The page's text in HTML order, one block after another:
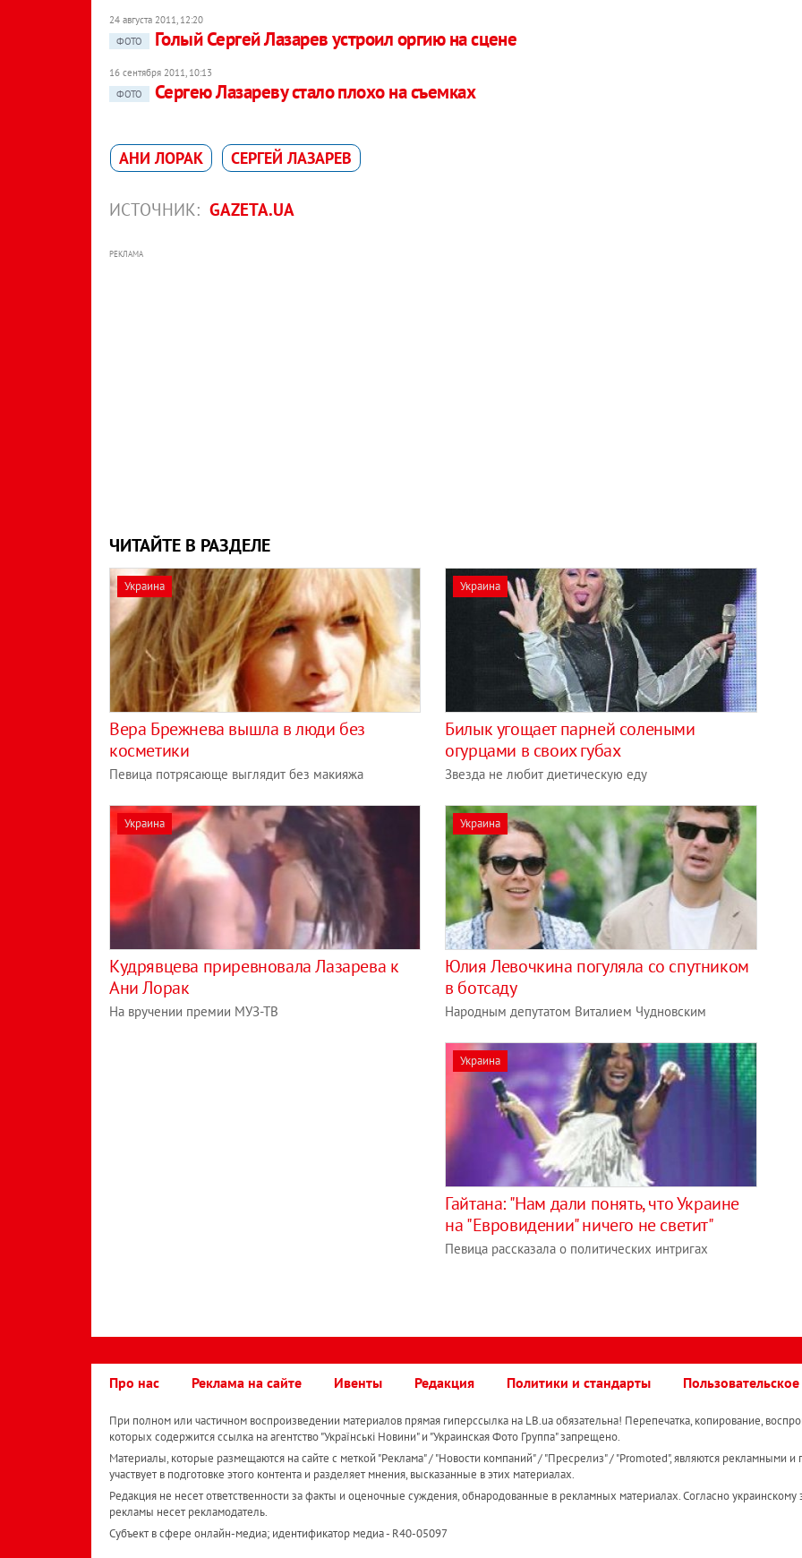
24 августа 2011, 12:20
ФОТО
Голый Сергей Лазарев устроил оргию на сцене
16 сентября 2011, 10:13
ФОТО
Сергею Лазареву стало плохо на съемках
АНИ ЛОРАК СЕРГЕЙ ЛАЗАРЕВ
ИСТОЧНИК: GAZETA.UA
РЕКЛАМА
ЧИТАЙТЕ В РАЗДЕЛЕ
Украина
Вера Брежнева вышла в люди без
косметики
Певица потрясающе выглядит без макияжа
Украина
Билык угощает парней солеными
огурцами в своих губах
Звезда не любит диетическую еду
Украина
Кудрявцева приревновала Лазарева к
Ани Лорак
На вручении премии МУЗ-ТВ
Украина
Юлия Левочкина погуляла со спутником
в ботсаду
Народным депутатом Виталием Чудновским
Украина
Гайтана: "Нам дали понять, что Украине
на "Евровидении" ничего не светит"
Певица рассказала о политических интригах
Про нас Реклама на сайте Ивенты Редакция Политики и стандарты
При полном или частичном воспроизведении материалов прямая гиперссылка на LB.ua обязательна! Перепечатка, копирование,
которых содержится ссылка на агентство "Українськi Новини" и "Украинская Фото Группа" запрещено.
Материалы, которые размещаются на сайте с меткой "Реклама" / "Новости компаний" / "Пресрелиз" / "Promoted", являются рекламными и
участвует в подготовке этого контента и разделяет мнения, высказанные в этих материалах.
Редакция не несет ответственности за факты и оценочные суждения, обнародованные в рекламных материалах. Согласно украинскому
рекламы несет рекламодатель.
Субъект в сфере онлайн-медиа; идентификатор медиа - R40-05097